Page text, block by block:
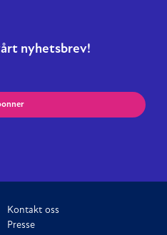
nyhetsbrev!
Kontakt oss
Presse